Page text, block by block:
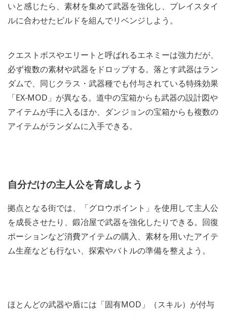
いと感じたら、素材を集めて武器を強化し、プレイスタイ
ルに合わせたビルドを組んでリベンジしよう。
クエストボスやエリートと呼ばれるエネミーは強力だが、
必ず複数の素材や武器をドロップする。落とす武器はラン
ダムで、同じクラス・武器種でも付与されている特殊効果
「EX-MOD」が異なる。道中の宝箱からも武器の設計図や
アイテムが手に入るほか、ダンジョンの宝箱からも複数の
アイテムがランダムに入手できる。
自分だけの主人公を育成しよう
拠点となる街では、「グロウポイント」を使用して主人公
を成長させたり、鍛冶屋で武器を強化したりできる。回復
ポーションなど消費アイテムの購入、素材を用いたアイテ
ム生産なども行ない、探索やバトルの準備を整えよう。
ほとんどの武器や盾には「固有MOD」（スキル）が付与